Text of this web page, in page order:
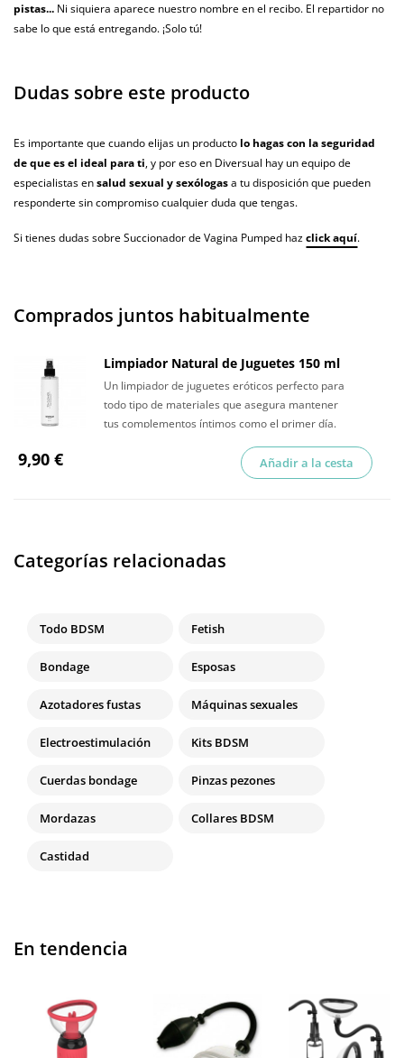
pistas... Ni siquiera aparece nuestro nombre en el recibo. El repartidor no
sabe lo que está entregando. ¡Solo tú!
Dudas sobre este producto
Es importante que cuando elijas un producto lo hagas con la seguridad
de que es el ideal para ti, y por eso en Diversual hay un equipo de
especialistas ensalud sexual y sexólogasa tu disposición que pueden
responderte sin compromiso cualquier duda que tengas.
Si tienes dudas sobre Succionador de Vagina Pumped hazclick aquí.
Comprados juntos habitualmente
Limpiador Natural de Juguetes 150 ml
Un limpiador de juguetes eróticos perfecto para
todo tipo de materiales que asegura mantener
tus complementos íntimos como el primer día.
9,90 € Añadir a la cesta
Categorías relacionadas
Todo BDSM Fetish
Bondage Esposas
Azotadores fustas Máquinas sexuales
Electroestimulación Kits BDSM
Cuerdas bondage Pinzas pezones
Mordazas Collares BDSM
Castidad
En tendencia